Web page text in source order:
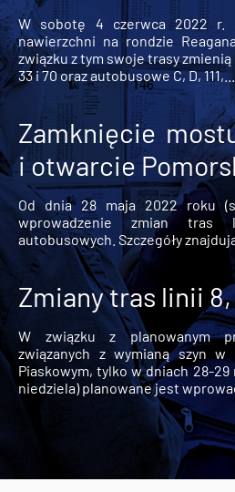
W sobotę 4 czerwca 2022 r.
nawierzchni na rondzie
związku z tym swoje trasy
33 i 70 oraz autobusowe C, D, 111,...
Zamknięcie
i otwarcie
Od dnia 28 maja 2022 roku
wprowadzenie zmian tras
autobusowych. Szczegóły
Zmiany tras linii 8,
W związku z planowanym
związanych z wymianą szyn
Piaskowym, tylko w dniach 28-
niedziela) planowane jest